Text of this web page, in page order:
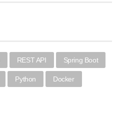
REST API Spring Boot
Python Docker